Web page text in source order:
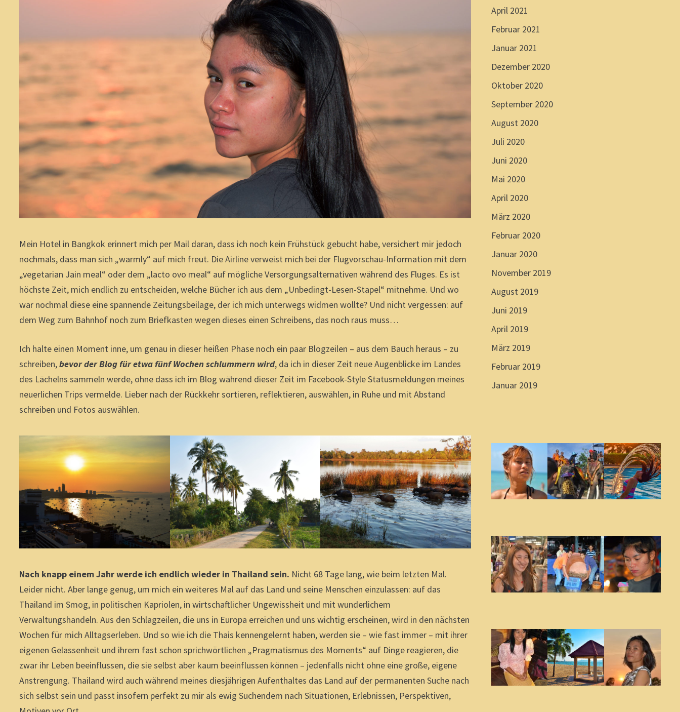
Mein Hotel in Bangkok erinnert mich per Mail daran, dass ich noch kein Frühstück gebucht habe, versichert mir jedoch
nochmals, dass man sich „warmly“ auf mich freut. Die Airline verweist mich bei der Flugvorschau-Information mit dem
„vegetarian Jain meal“ oder dem „lacto ovo meal“ auf mögliche Versorgungsalternativen während des Fluges. Es ist
höchste Zeit, mich endlich zu entscheiden, welche Bücher ich aus dem „Unbedingt-Lesen-Stapel“ mitnehme. Und wo
war nochmal diese eine spannende Zeitungsbeilage, der ich mich unterwegs widmen wollte? Und nicht vergessen: auf
dem Weg zum Bahnhof noch zum Briefkasten wegen dieses einen Schreibens, das noch raus muss…
Ich halte einen Moment inne, um genau in dieser heißen Phase noch ein paar Blogzeilen – aus dem Bauch heraus – zu
schreiben,bevor der Blog für etwa fünf Wochen schlummern wird, da ich in dieser Zeit neue Augenblicke im Landes
des Lächelns sammeln werde, ohne dass ich im Blog während dieser Zeit im Facebook-Style Statusmeldungen meines
neuerlichen Trips vermelde. Lieber nach der Rückkehr sortieren, reflektieren, auswählen, in Ruhe und mit Abstand
schreiben und Fotos auswählen.
Nach knapp einem Jahr werde ich endlich wieder in Thailand sein. Nicht 68 Tage lang, wie beim letzten Mal.
Leider nicht. Aber lange genug, um mich ein weiteres Mal auf das Land und seine Menschen einzulassen: auf das
Thailand im Smog, in politischen Kapriolen, in wirtschaftlicher Ungewissheit und mit wunderlichem
Verwaltungshandeln. Aus den Schlagzeilen, die uns in Europa erreichen und uns wichtig erscheinen, wird in den nächsten
Wochen für mich Alltagserleben. Und so wie ich die Thais kennengelernt haben, werden sie – wie fast immer – mit ihrer
eigenen Gelassenheit und ihrem fast schon sprichwörtlichen „Pragmatismus des Moments“ auf Dinge reagieren, die
zwar ihr Leben beeinflussen, die sie selbst aber kaum beeinflussen können – jedenfalls nicht ohne eine große, eigene
Anstrengung. Thailand wird auch während meines diesjährigen Aufenthaltes das Land auf der permanenten Suche nach
sich selbst sein und passt insofern perfekt zu mir als ewig Suchendem nach Situationen, Erlebnissen, Perspektiven,
April 2021
Februar 2021
Januar 2021
Dezember 2020
Oktober 2020
September 2020
August 2020
Juli 2020
Juni 2020
Mai 2020
April 2020
März 2020
Februar 2020
Januar 2020
November 2019
August 2019
Juni 2019
April 2019
März 2019
Februar 2019
Januar 2019